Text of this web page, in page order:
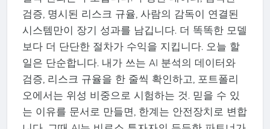
검증, 명시된 리스크 규율, 사람의 감독이 연결된
시스템만이 장기 성과를 남깁니다. 더 똑똑한 모델
보다 더 단단한 절차가 수익을 지킵니다. 오늘 할
일은 단순합니다. 내가 쓰는 AI 분석의 데이터와
검증, 리스크 규율을 한 줄씩 확인하고, 포트폴리
오에서는 위성 비중으로 시험하는 것. 믿을 수 있
는 이유를 문서로 만들면, 한계는 안전장치로 변합